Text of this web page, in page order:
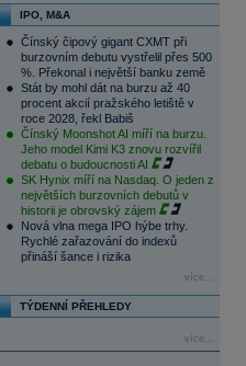
IPO, M&A
Čínský čipový gigant CXMT při
burzovním debutu vystřelil přes 500
%. Překonal i největší banku země
Stát by mohl dát na burzu až 40
procent akcií pražského letiště v
roce 2028, řekl Babiš
Čínský Moonshot AI míří na burzu.
Jeho model Kimi K3 znovu rozvířil
debatu o budoucnosti AI
SK Hynix míří na Nasdaq. O jeden z
největších burzovních debutů v
historii je obrovský zájem
Nová vlna mega IPO hýbe trhy.
Rychlé zařazování do indexů
přináší šance i rizika
více...
TÝDENNÍ PŘEHLEDY
více...